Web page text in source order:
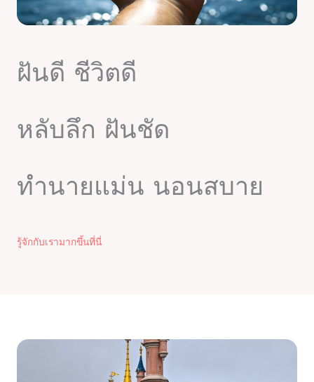
ฝันดี ชีวิตดี
หลับลึก ฝันชัด
ทำนายแม่น นอนสบาย
รู้จักกับเรามากขึ้นที่นี่